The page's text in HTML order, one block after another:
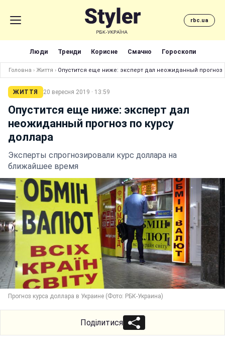
rbc.ua
Люди Тренди Корисне Смачно Гороскопи
Головна › Життя › Опустится еще ниже: эксперт дал неожиданный прогноз
ЖИТТЯ 20 вересня 2019 · 13:59
Опустится еще ниже: эксперт дал
неожиданный прогноз по курсу
доллара
Эксперты спрогнозировали курс доллара на
ближайшее время
Прогноз курса доллара в Украине (Фото: РБК-Украина)
Поділитися